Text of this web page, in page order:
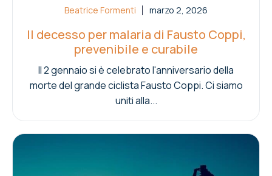
Beatrice Formenti
marzo 2, 2026
Il decesso per malaria di Fausto Coppi,
prevenibile e curabile
Il 2 gennaio si è celebrato l'anniversario della
morte del grande ciclista Fausto Coppi. Ci siamo
uniti alla...